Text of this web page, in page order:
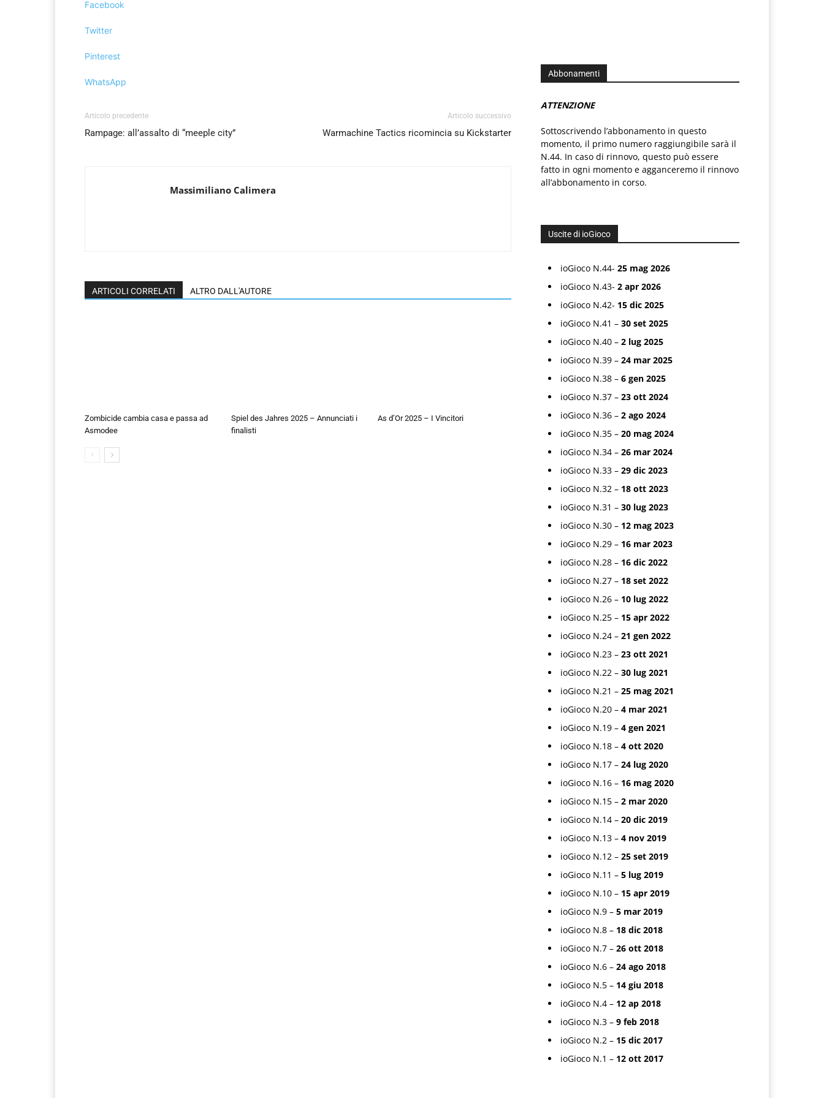
Facebook
Twitter
Pinterest
WhatsApp
Articolo precedente
Rampage: all’assalto di “meeple city”
Articolo successivo
Warmachine Tactics ricomincia su Kickstarter
Massimiliano Calimera
ARTICOLI CORRELATI ALTRO DALL'AUTORE
Zombicide cambia casa e passa ad
Asmodee
Spiel des Jahres 2025 – Annunciati i
finalisti
As d’Or 2025 – I Vincitori
Abbonamenti
ATTENZIONE
Sottoscrivendo l’abbonamento in questo
momento, il primo numero raggiungibile sarà il
N.44. In caso di rinnovo, questo può essere
fatto in ogni momento e agganceremo il rinnovo
all’abbonamento in corso.
Uscite di ioGioco
ioGioco N.44- 25 mag 2026
ioGioco N.43- 2 apr 2026
ioGioco N.42- 15 dic 2025
ioGioco N.41 – 30 set 2025
ioGioco N.40 – 2 lug 2025
ioGioco N.39 – 24 mar 2025
ioGioco N.38 – 6 gen 2025
ioGioco N.37 – 23 ott 2024
ioGioco N.36 – 2 ago 2024
ioGioco N.35 – 20 mag 2024
ioGioco N.34 – 26 mar 2024
ioGioco N.33 – 29 dic 2023
ioGioco N.32 – 18 ott 2023
ioGioco N.31 – 30 lug 2023
ioGioco N.30 – 12 mag 2023
ioGioco N.29 – 16 mar 2023
ioGioco N.28 – 16 dic 2022
ioGioco N.27 – 18 set 2022
ioGioco N.26 – 10 lug 2022
ioGioco N.25 – 15 apr 2022
ioGioco N.24 – 21 gen 2022
ioGioco N.23 – 23 ott 2021
ioGioco N.22 – 30 lug 2021
ioGioco N.21 – 25 mag 2021
ioGioco N.20 – 4 mar 2021
ioGioco N.19 – 4 gen 2021
ioGioco N.18 – 4 ott 2020
ioGioco N.17 – 24 lug 2020
ioGioco N.16 – 16 mag 2020
ioGioco N.15 – 2 mar 2020
ioGioco N.14 – 20 dic 2019
ioGioco N.13 – 4 nov 2019
ioGioco N.12 – 25 set 2019
ioGioco N.11 – 5 lug 2019
ioGioco N.10 – 15 apr 2019
ioGioco N.9 – 5 mar 2019
ioGioco N.8 – 18 dic 2018
ioGioco N.7 – 26 ott 2018
ioGioco N.6 – 24 ago 2018
ioGioco N.5 – 14 giu 2018
ioGioco N.4 – 12 ap 2018
ioGioco N.3 – 9 feb 2018
ioGioco N.2 – 15 dic 2017
ioGioco N.1 – 12 ott 2017